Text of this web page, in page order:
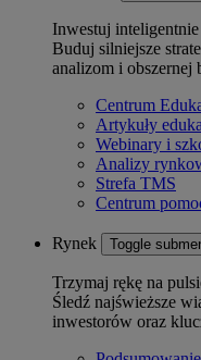
Inwestuj
Buduj silniejsze
analizom i obszernej
Centrum
Artykuły
Webinary i
Analizy
Strefa TMS
Centrum
Rynek Toggle
Trzymaj rękę na
Śledź najświeższe
inwestorów oraz